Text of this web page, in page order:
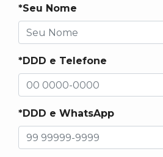
*Seu Nome
*DDD e Telefone
*DDD e WhatsApp